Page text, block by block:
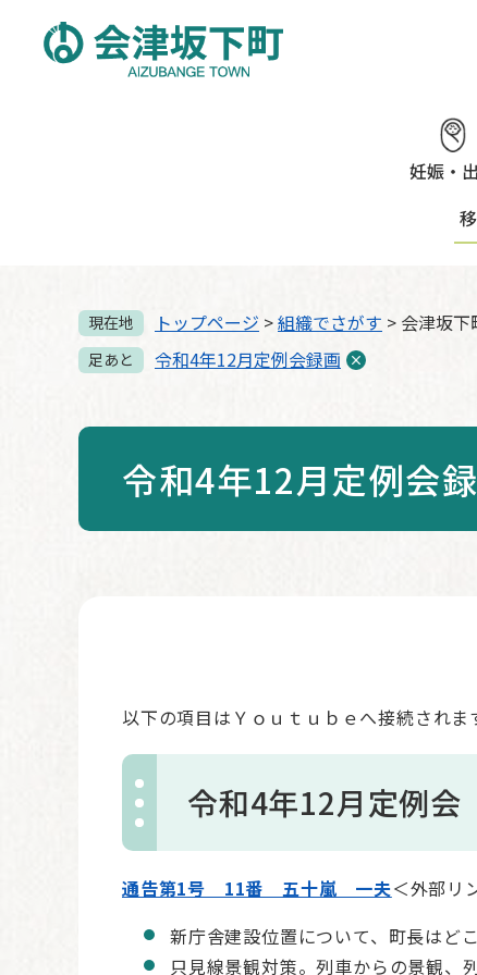
妊娠・
現在地 トップページ >組織でさがす > 会津坂下
足あと 令和4年12月定例会録画
令和4年12月定例会
以下の項目はＹｏｕｔｕｂｅへ接続されま
令和4年12月定例
通告第1号 11番 五十嵐 一夫＜外部リ
新庁舎建設位置について、町長はど
只見線景観対策。列車からの景観、